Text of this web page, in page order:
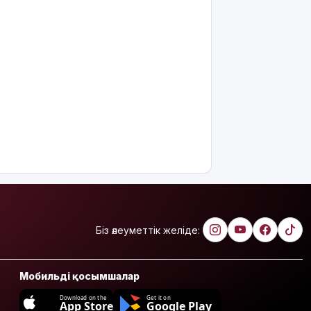
Біз әлеуметтік желіде:
Мобильді қосымшалар
Download on the
App Store
Get it on
Google Play